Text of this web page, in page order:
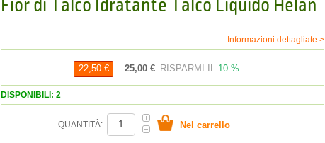
Fior di Talco Idratante Talco Liquido Helan
Informazioni dettagliate >
22,50 € 25,00 € RISPARMI IL 10 %
DISPONIBILI: 2
QUANTITÀ: